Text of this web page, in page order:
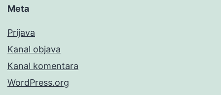
Meta
Prijava
Kanal objava
Kanal komentara
WordPress.org